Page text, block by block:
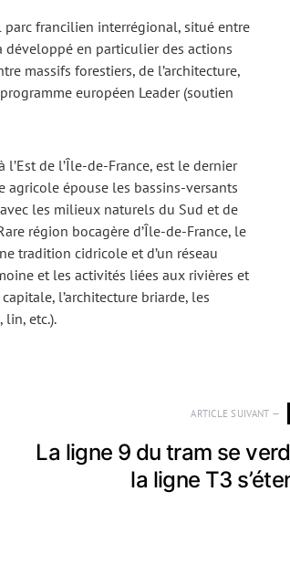
parc francilien interrégional, situé entre
développé en particulier des actions
massifs forestiers, de l’architecture,
européen Leader (soutien
l’Est de l’Île-de-France, est le dernier
agricole épouse les bassins-versants
les milieux naturels du Sud et de
région bocagère d’Île-de-France, le
tradition cidricole et d’un réseau
et les activités liées aux rivières et
l’architecture briarde, les
lin, etc.).
ARTICLE SUIVANT —
La ligne 9 du tram se
la ligne T3